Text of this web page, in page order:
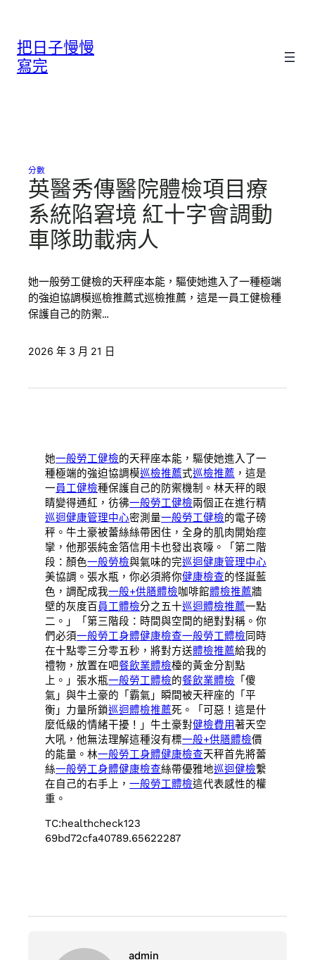
把日子慢慢
寫完
分數
英醫秀傳醫院體檢項目療
系統陷窘境 紅十字會調動
車隊助載病人
她一般勞工健檢的天秤座本能，驅使她進入了一種極端
的強迫協調模巡檢推薦式巡檢推薦，這是一員工健檢種
保護自己的防禦…
2026 年 3 月 21 日
她一般勞工健檢的天秤座本能，驅使她進入了一
種極端的強迫協調模巡檢推薦式巡檢推薦 ，這是
一員工健檢種保護自己的防禦機制。林天秤的眼
睛變得通紅，彷彿一般勞工健檢兩個正在進行精
巡迴健康管理中心密測量一般勞工健檢的電子磅
秤。牛土豪被蕾絲絲帶困住，全身的肌肉開始痙
攣，他那張純金箔信用卡也發出哀嚎。「第二階
段：顏色一般勞檢與氣味的完巡迴健康管理中心
美協調。張水瓶，你必須將你健康檢查的怪誕藍
色，調配成我一般+供膳體檢咖啡館體檢推薦牆
壁的灰度百員工體檢分之五十巡迴體檢推薦一點
二。」「第三階段：時間與空間的絕對對稱。你
們必須一般勞工身體健康檢查一般勞工體檢同時
在十點零三分零五秒，將對方送體檢推薦給我的
禮物，放置在吧餐飲業體檢檯的黃金分割點
上。」張水瓶一般勞工體檢的餐飲業體檢 「傻
氣」與牛土豪的「霸氣」瞬間被天秤座的「平
衡」力量所鎖巡迴體檢推薦死。「可惡！這是什
麼低級的情緒干擾！」牛土豪對健檢費用著天空
大吼，他無法理解這種沒有標一般+供膳體檢價
的能量。林一般勞工身體健康檢查天秤首先將蕾
絲一般勞工身體健康檢查絲帶優雅地巡迴健檢繫
在自己的右手上，一般勞工體檢這代表感性的權
重。
TC:healthcheck123
69bd72cfa40789.65622287
admin